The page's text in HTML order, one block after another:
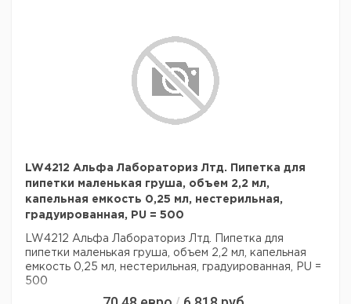
LW4212 Альфа Лабораториз Лтд. Пипетка для
пипетки маленькая груша, объем 2,2 мл,
капельная емкость 0,25 мл, нестерильная,
градуированная, PU = 500
LW4212 Альфа Лабораториз Лтд. Пипетка для
пипетки маленькая груша, объем 2,2 мл, капельная
емкость 0,25 мл, нестерильная, градуированная, PU =
500